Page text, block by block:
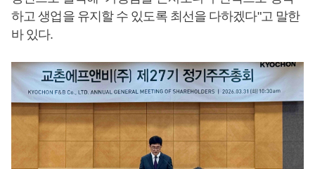
하고 생업을 유지할 수 있도록 최선을 다하겠다"고 말한
바 있다.